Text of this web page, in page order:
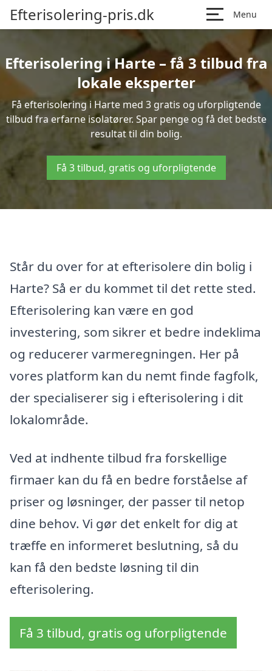
Efterisolering-pris.dk Menu
Efterisolering i Harte – få 3 tilbud fra
lokale eksperter
Få efterisolering i Harte med 3 gratis og uforpligtende
tilbud fra erfarne isolatører. Spar penge og få det bedste
resultat til din bolig.
Få 3 tilbud, gratis og uforpligtende
Står du over for at efterisolere din bolig i
Harte? Så er du kommet til det rette sted.
Efterisolering kan være en god
investering, som sikrer et bedre indeklima
og reducerer varmeregningen. Her på
vores platform kan du nemt finde fagfolk,
der specialiserer sig i efterisolering i dit
lokalområde.
Ved at indhente tilbud fra forskellige
firmaer kan du få en bedre forståelse af
priser og løsninger, der passer til netop
dine behov. Vi gør det enkelt for dig at
træffe en informeret beslutning, så du
kan få den bedste løsning til din
efterisolering.
Få 3 tilbud, gratis og uforpligtende